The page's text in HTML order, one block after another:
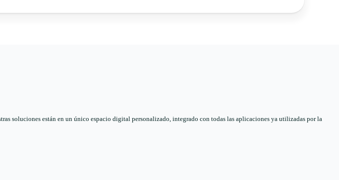
soluciones están en un único espacio digital personalizado, integrado con todas las aplicaciones ya utilizadas por la